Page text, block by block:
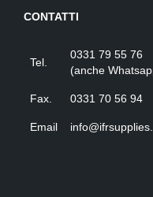
CONTATTI
Tel.
0331 79 55 76
(anche
Fax. 0331 70 56 94
Email